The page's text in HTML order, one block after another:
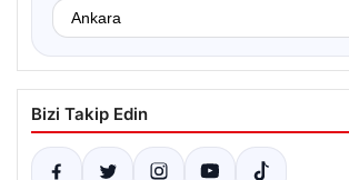
Bizi Takip Edin